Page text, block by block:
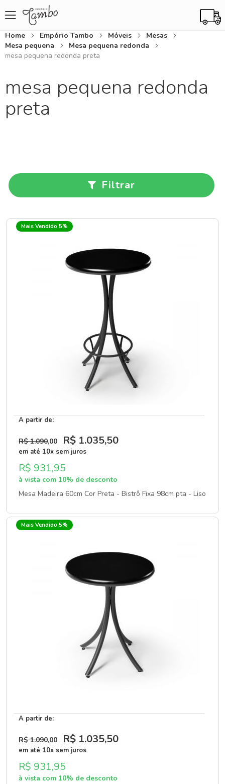
Home Empório Tambo Móveis
Mesas
Mesa pequena
Mesa pequena redonda
mesa pequena redonda preta
mesa pequena redonda
preta
Filtrar
Mais Vendido 5%
A partir de:
R$ 1.090,00 R$ 1.035,50
em até 10x sem juros
R$ 931,95
à vista com 10% de desconto
Mesa Madeira 60cm Cor Preta - Bistrô Fixa 98cm pta - Liso
Mais Vendido 5%
A partir de:
R$ 1.090,00 R$ 1.035,50
em até 10x sem juros
R$ 931,95
à vista com 10% de desconto